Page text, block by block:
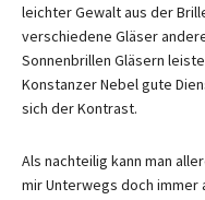
leichter Gewalt aus der
verschiedene Gläser
Sonnenbrillen Gläsern
Konstanzer Nebel gute
sich der Kontrast.
Als nachteilig kann man
mir Unterwegs doch immer